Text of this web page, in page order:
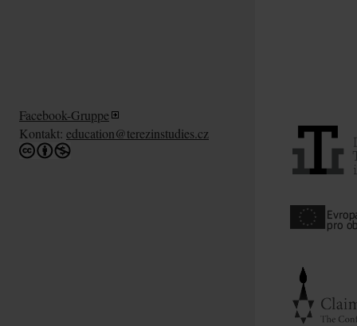
Facebook-Gruppe
Kontakt: education@terezinstudies.cz